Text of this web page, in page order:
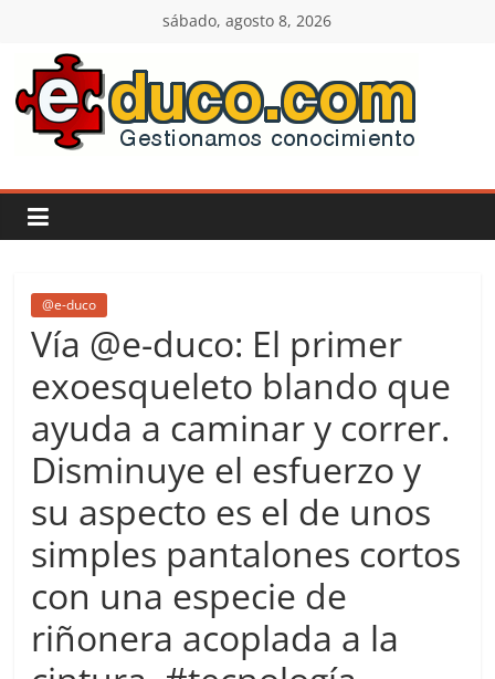
contenido
sábado, agosto 8, 2026
E-
duco:
Gestión
del
Conocimiento
Learn
more.
Do
more.
Be
more.
@e-duco
Vía @e-duco: El primer
exoesqueleto blando que
ayuda a caminar y correr.
Disminuye el esfuerzo y
su aspecto es el de unos
simples pantalones cortos
con una especie de
riñonera acoplada a la